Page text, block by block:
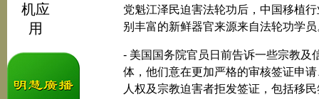
机应
用
党魁江泽民迫害法轮功后，中国移植行
别丰富的新鲜器官来源来自法轮功学员
- 美国国务院官员日前告诉一些宗教及
体，他们意在更加严格的审核签证申请
人权及宗教迫害者拒发签证，包括移